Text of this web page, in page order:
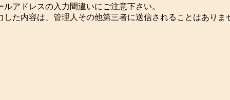
アドレスの入力間違いにご注意下さい。
た内容は、管理人その他第三者に送信されることはありま